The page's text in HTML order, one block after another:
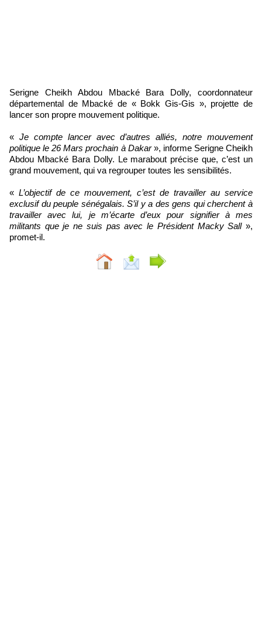
Serigne Cheikh Abdou Mbacké Bara Dolly, coordonnateur
départemental de Mbacké de « Bokk Gis-Gis », projette de
lancer son propre mouvement politique.
« Je compte lancer avec d’autres alliés, notre mouvement
politique le 26 Mars prochain à Dakar», informe Serigne Cheikh
Abdou Mbacké Bara Dolly. Le marabout précise que, c’est un
grand mouvement, qui va regrouper toutes les sensibilités.
« L’objectif de ce mouvement, c’est de travailler au service
exclusif du peuple sénégalais. S’il y a des gens qui cherchent à
travailler avec lui, je m’écarte d’eux pour signifier à mes
militants que je ne suis pas avec le Président Macky Sall »,
promet-il.